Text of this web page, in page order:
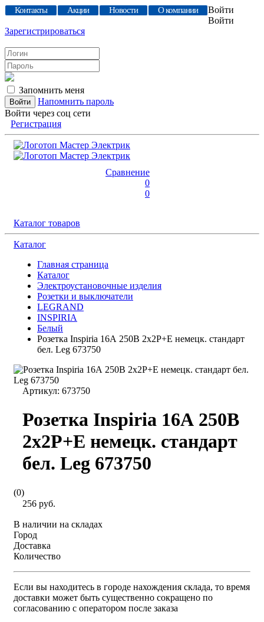
Контакты Акции Новости О компании
Войти
Войти
Зарегистрироваться
Запомнить меня
Напомнить пароль
Войти через соц сети
Регистрация
Сравнение
0
0
Каталог товаров
Каталог
Главная страница
Каталог
Электроустановочные изделия
Розетки и выключатели
LEGRAND
INSPIRIA
Белый
Розетка Inspiria 16А 250В 2х2P+E немецк. стандарт
бел. Leg 673750
Артикул: 673750
Розетка Inspiria 16А 250В
2х2P+E немецк. стандарт
бел. Leg 673750
(0)
256 руб.
В наличии на складах
Город
Доставка
Количество
Если вы находитесь в городе нахождения склада, то время
доставки может быть существенно сокращено по
согласованию с оператором после заказа